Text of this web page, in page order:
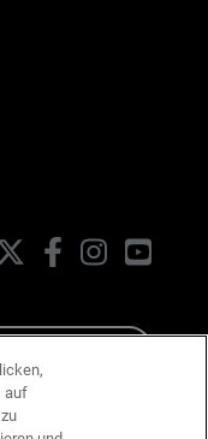
FacebookInstagram
auf